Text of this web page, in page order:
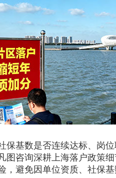
基数是否连续达标、岗
咨询深耕上海落户政策
避免因单位资质、社保基